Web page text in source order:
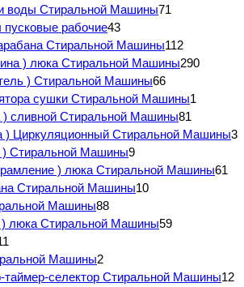
воды Стиральной Машины71
пусковые рабочие43
Стиральной Машины112
) люка Стиральной Машины290
) Стиральной Машины66
сушки Стиральной Машины1
) сливной Стиральной Машины81
) Циркуляционный Стиральной Машины3
) Стиральной Машины9
) люка Стиральной Машины61
Стиральной Машины10
Машины88
) люка Стиральной Машины59
Машины2
таймер-селектор Стиральной Машины12